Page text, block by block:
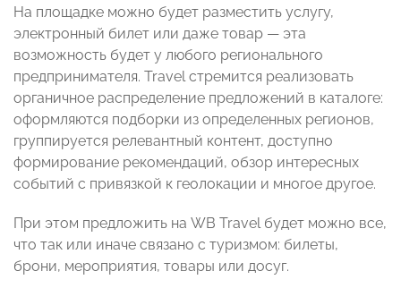
На площадке можно будет разместить услугу,
электронный билет или даже товар — эта
возможность будет у любого регионального
предпринимателя. Travel стремится реализовать
органичное распределение предложений в каталоге:
оформляются подборки из определенных регионов,
группируется релевантный контент, доступно
формирование рекомендаций, обзор интересных
событий с привязкой к геолокации и многое другое.
При этом предложить на WB Travel будет можно все,
что так или иначе связано с туризмом: билеты,
брони, мероприятия, товары или досуг.